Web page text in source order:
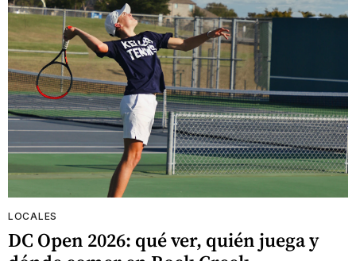
LOCALES
DC Open 2026: qué ver, quién juega y